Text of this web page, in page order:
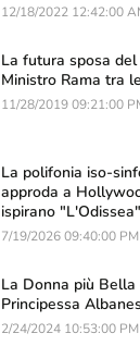
12/18/2022 12:42:00
La futura sposa
Ministro Rama tra
11/28/2019 09:21:00
La polifonia iso-
approda a
ispirano
7/19/2026 09:40:00 PM
La Donna più
Principessa
2/24/2024 10:53:00 PM